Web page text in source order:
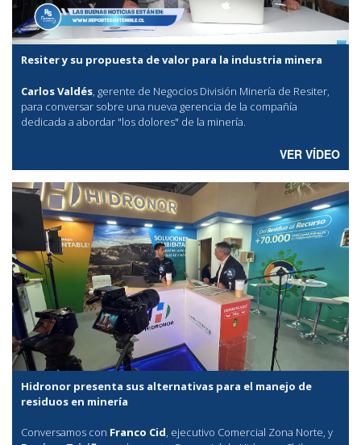
Resiter y su propuesta de valor para la industria minera
Carlos Valdés , gerente de Negocios División Minería de Resiter,
para conversar sobre una nueva gerencia de la compañía
dedicada a abordar "los dolores" de la minería.
VER VÍDEO
Hidronor presenta sus alternativas para el manejo de
residuos en minería
Conversamos con Franco Cid, ejecutivo Comercial Zona Norte, y